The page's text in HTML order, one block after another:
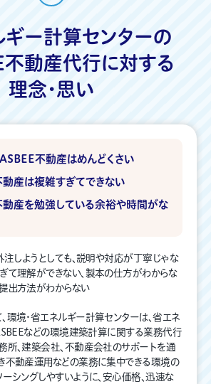
ー計算センターの
動産代行に対する
理念・思い
不動産はめんどくさい
産は複雑すぎてできない
産を勉強している余裕や時間がな
しようとしても、説明や対応が丁寧じゃな
て理解ができない、 製本の仕方がわからな
出方法がわからない
環境・省エネルギー計算センターは、省エネ
などの環境建築計算に関する業務代行
所、建築会社、不動産会社のサポートを通
不動産運用などの業務に集中できる環境の
ーシングしやすいように、安心価格、迅速な